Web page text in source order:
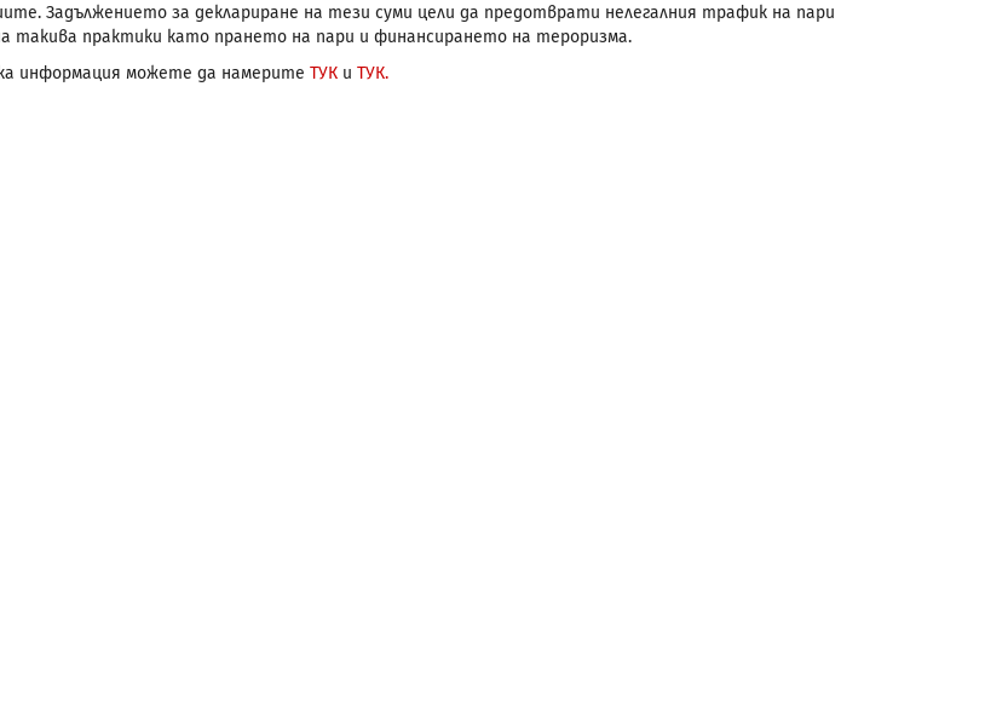
Задължението за деклариране на тези суми цели да предотврати нелегалния трафик на пари
такива практики като прането на пари и финансирането на тероризма.
информация можете да намерите ТУК и ТУК.